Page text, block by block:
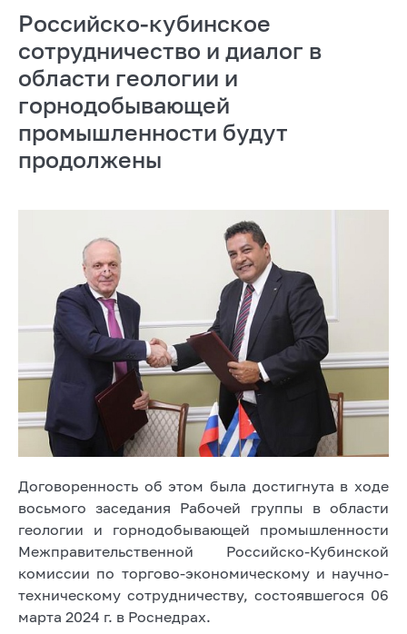
Российско-кубинское
сотрудничество и диалог в
области геологии и
горнодобывающей
промышленности будут
продолжены
Договоренность об этом была достигнута в ходе
восьмого заседания Рабочей группы в области
геологии и горнодобывающей промышленности
Межправительственной Российско-Кубинской
комиссии по торгово-экономическому и научно-
техническому сотрудничеству, состоявшегося 06
марта 2024 г. в Роснедрах.